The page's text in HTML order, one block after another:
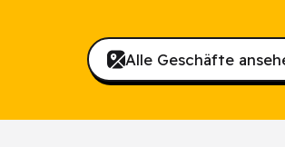
Alle Geschäfte